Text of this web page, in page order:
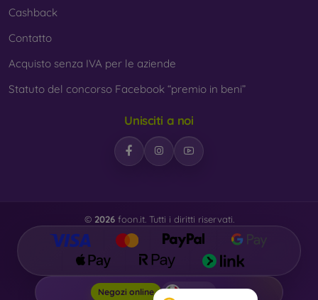
Cashback
Contatto
Acquisto senza IVA per le aziende
Statuto del concorso Facebook “premio in beni”
Unisciti a noi
© 2026foon.it. Tutti i diritti riservati.
Negozi online Foon.it